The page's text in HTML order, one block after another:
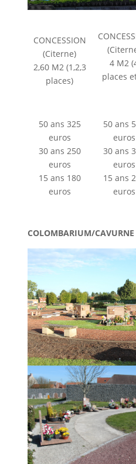
CONCESSION
(Citerne)
2,60 M2 (1,2,3
places)
4 M2
places
50 ans 325
euros
30 ans 250
euros
15 ans 180
euros
50 ans
euros
30 ans
euros
15 ans
euros
COLOMBARIUM/CAVURNE